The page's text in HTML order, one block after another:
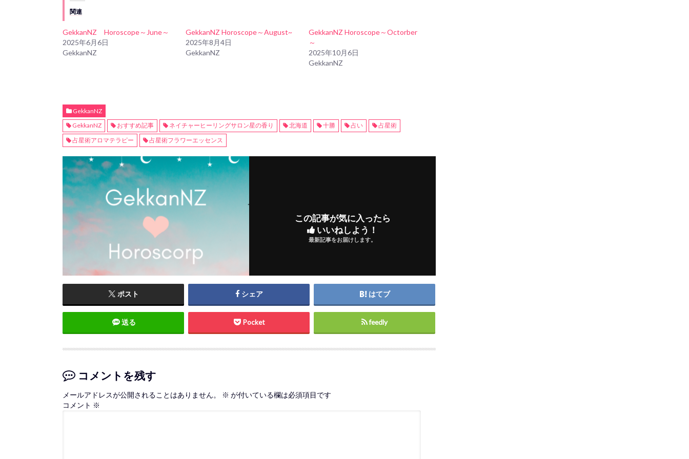
関連
GekkanNZ Horoscope～June～
2025年6月6日
GekkanNZ
GekkanNZ Horoscope～August~
2025年8月4日
GekkanNZ
GekkanNZ Horoscope～Octorber
～
2025年10月6日
GekkanNZ
GekkanNZ
GekkanNZ
おすすめ記事 ネイチャーヒーリングサロン星の香り 北海道 十勝 占い
占星術
占星術アロマテラピー
占星術フラワーエッセンス
この記事が気に入ったら
いいねしよう！
最新記事をお届けします。
ポスト シェア はてブ
送る Pocket feedly
コメントを残す
メールアドレスが公開されることはありません。 ※ が付いている欄は必須項目です
コメント ※